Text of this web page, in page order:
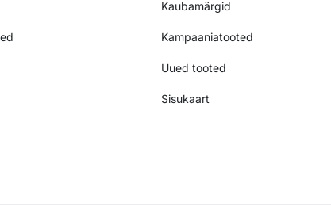
Kaubamärgid
Kampaaniatooted
Uued tooted
Sisukaart